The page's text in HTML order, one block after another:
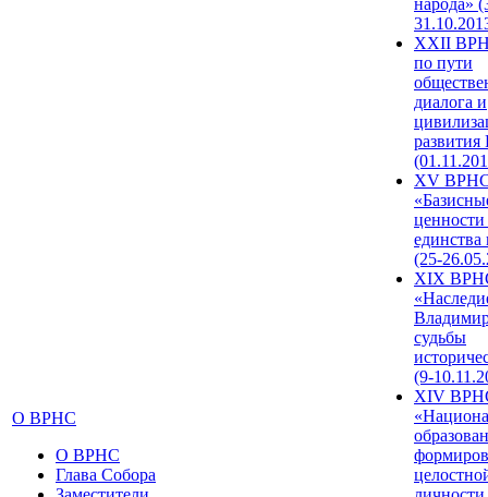
О ВРНС
О ВРНС
Глава Собора
народа»
XXII
по пути
диалога и
развития
XV
единства
(25-
XIX
судьбы
(9-
XIV